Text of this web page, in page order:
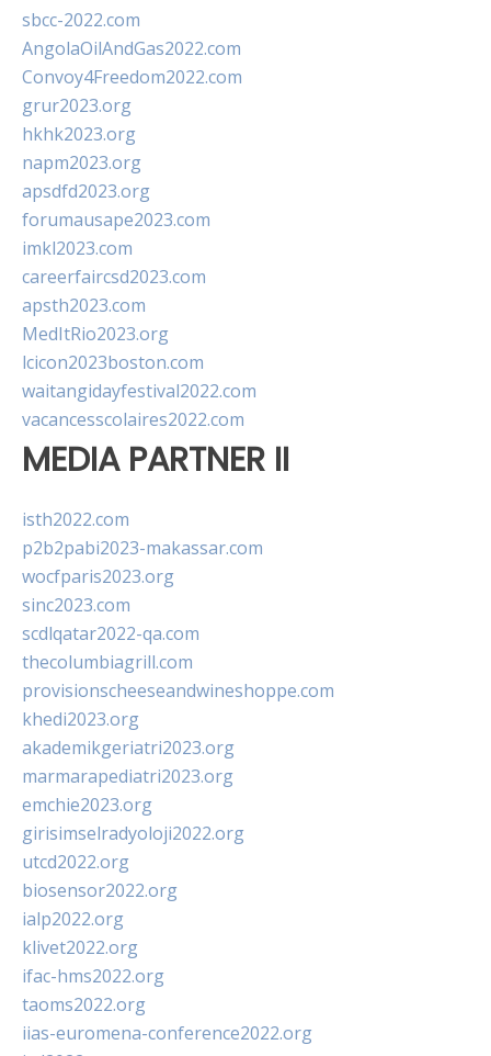
sbcc-2022.com
AngolaOilAndGas2022.com
Convoy4Freedom2022.com
grur2023.org
hkhk2023.org
napm2023.org
apsdfd2023.org
forumausape2023.com
imkl2023.com
careerfaircsd2023.com
apsth2023.com
MedItRio2023.org
lcicon2023boston.com
waitangidayfestival2022.com
vacancesscolaires2022.com
MEDIA PARTNER II
isth2022.com
p2b2pabi2023-makassar.com
wocfparis2023.org
sinc2023.com
scdlqatar2022-qa.com
thecolumbiagrill.com
provisionscheeseandwineshoppe.com
khedi2023.org
akademikgeriatri2023.org
marmarapediatri2023.org
emchie2023.org
girisimselradyoloji2022.org
utcd2022.org
biosensor2022.org
ialp2022.org
klivet2022.org
ifac-hms2022.org
taoms2022.org
iias-euromena-conference2022.org